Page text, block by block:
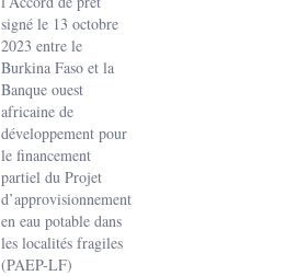
signé le 13 octobre
2023 entre le
Burkina Faso et la
Banque ouest
africaine de
développement pour
le financement
partiel du Projet
d’approvisionnement
en eau potable dans
les localités fragiles
(PAEP-LF)